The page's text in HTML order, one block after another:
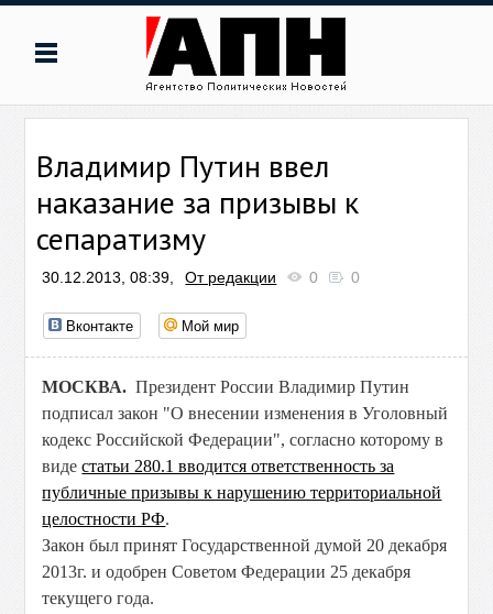
Владимир Путин ввел
наказание за призывы к
сепаратизму
30.12.2013, 08:39, От редакции 0 0
Вконтакте Мой мир
МОСКВА. Президент России Владимир Путин
подписал закон "О внесении изменения в Уголовный
кодекс Российской Федерации", согласно которому в
видестатьи 280.1 вводится ответственность за
публичные призывы к нарушению территориальной
целостности РФ.
Закон был принят Государственной думой 20 декабря
2013г. и одобрен Советом Федерации 25 декабря
текущего года.